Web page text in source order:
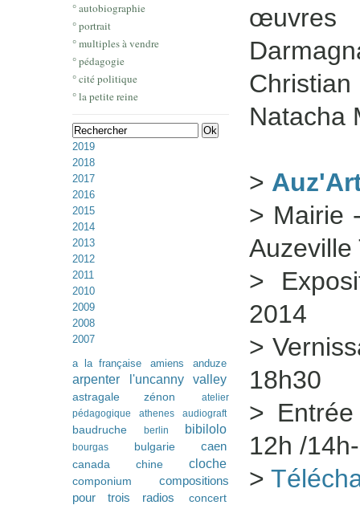
° autobiographie
° portrait
° multiples à vendre
° pédagogie
° cité politique
° la petite reine
2019
2018
2017
2016
2015
2014
2013
2012
2011
2010
2009
2008
2007
a la française
amiens anduze
arpenter l'uncanny valley
astragale zénon
atelier
pédagogique
athenes audiograft
baudruche berlin bibilolo
bourgas bulgarie caen
canada chine cloche
componium
compositions
pour trois radios
concert
œuvres
Natacha
>
> Mairie
Auzeville
>
2014
>
18h30
>
12h /
>